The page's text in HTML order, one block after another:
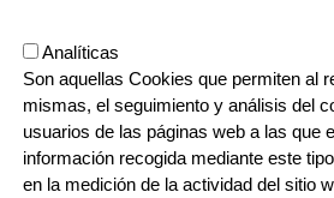
También comunicamos
Analíticas
Son aquellas Cookies que permiten al
mismas, el seguimiento y análisis del
usuarios de las páginas web a las que
información recogida mediante este
en la medición de la actividad del sitio